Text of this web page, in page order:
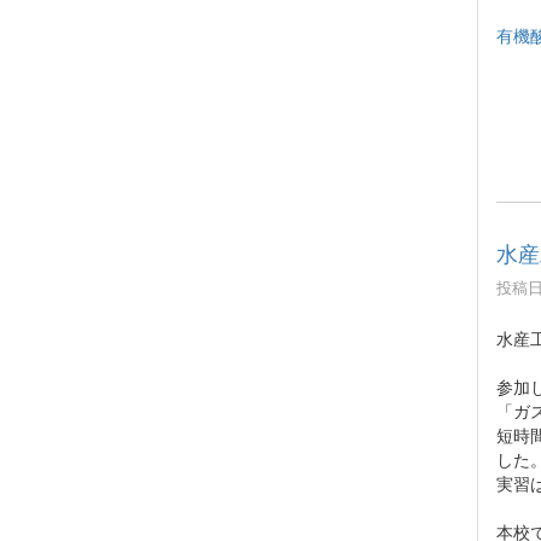
有機
水
投稿
水産
参加
「
短時
した
実習
本校